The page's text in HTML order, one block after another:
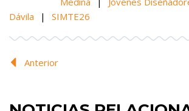
Dávila
| SIMTE26
Anterior